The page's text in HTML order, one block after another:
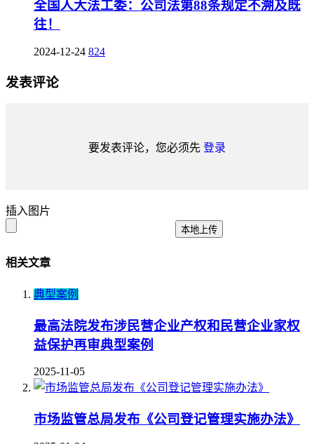
全国人大法工委：公司法第88条规定不溯及既
往！
2024-12-24 824
发表评论
要发表评论，您必须先 登录
插入图片
本地上传
相关文章
典型案例
最高法院发布涉民营企业产权和民营企业家权
益保护再审典型案例
2025-11-05
市场监管总局发布《公司登记管理实施办法》